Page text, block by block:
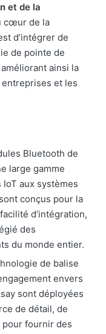
et de la
cœur de la
d’intégrer de
de pointe de
ainsi la
et les
Bluetooth de
large gamme
aux systèmes
conçus pour la
d’intégration,
des
du monde entier.
de balise
envers
sont déployées
de détail, de
pour fournir des